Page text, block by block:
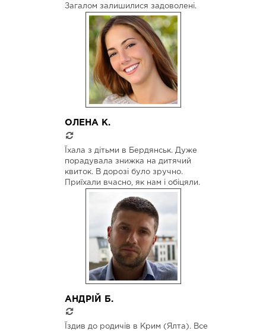
Загалом залишилися задоволені.
ОЛЕНА К.
Їхала з дітьми в Бердянськ. Дуже
порадувала знижка на дитячий
квиток. В дорозі було зручно.
Приїхали вчасно, як нам і обіцяли.
АНДРІЙ Б.
Їздив до родичів в Крим (Ялта). Все